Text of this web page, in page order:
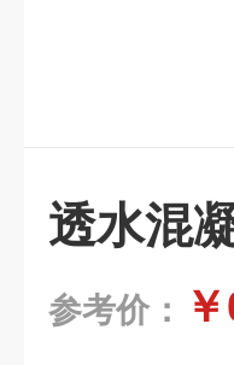
透水混
参考价：